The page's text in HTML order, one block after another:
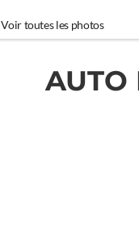
Voir toutes les photos
AUTO